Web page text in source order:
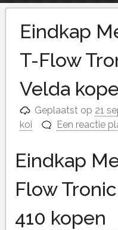
Eindkap
T-Flow
Velda
Geplaatst op 21
koi
Een reactie
Eindkap
Flow
410 kopen